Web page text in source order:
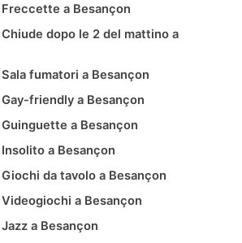
a Besançon
dopo le 2 del mattino a
fumatori a Besançon
friendly a Besançon
a Besançon
a Besançon
da tavolo a Besançon
a Besançon
a Besançon